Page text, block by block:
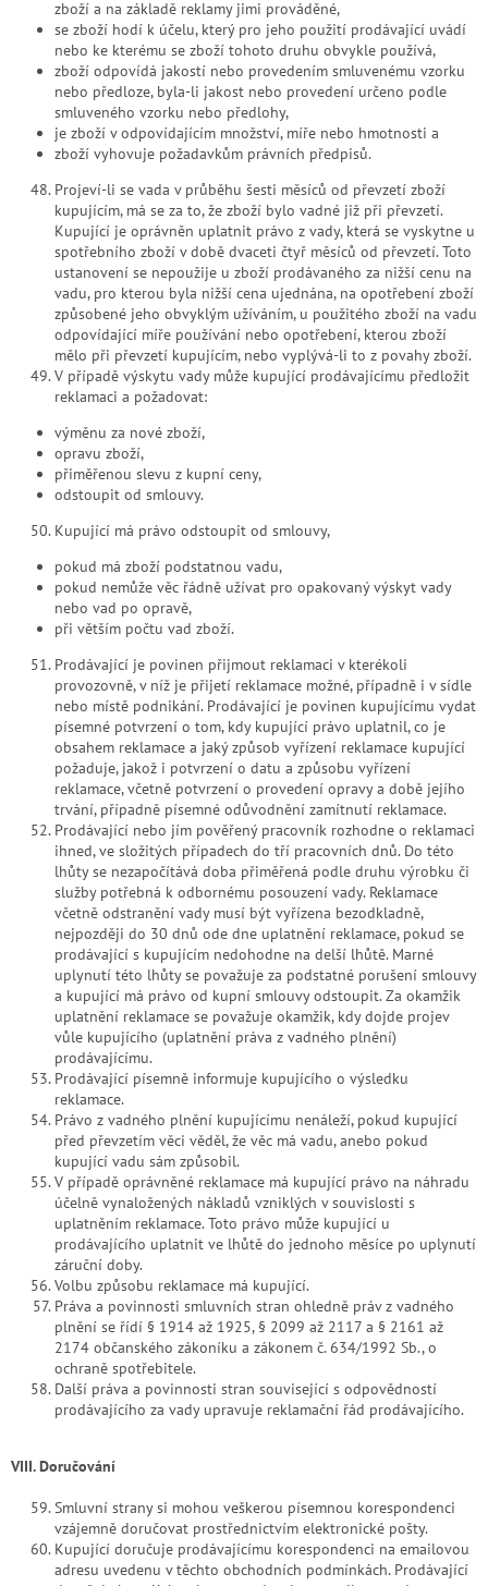
zboží a na základě reklamy jimi prováděné,
se zboží hodí k účelu, který pro jeho použití prodávající uvádí
nebo ke kterému se zboží tohoto druhu obvykle používá,
zboží odpovídá jakostí nebo provedením smluvenému vzorku
nebo předloze, byla-li jakost nebo provedení určeno podle
smluveného vzorku nebo předlohy,
je zboží v odpovídajícím množství, míře nebo hmotnosti a
zboží vyhovuje požadavkům právních předpisů.
Projeví-li se vada v průběhu šesti měsíců od převzetí zboží
kupujícím, má se za to, že zboží bylo vadné již při převzetí.
Kupující je oprávněn uplatnit právo z vady, která se vyskytne u
spotřebního zboží v době dvaceti čtyř měsíců od převzetí. Toto
ustanovení se nepoužije u zboží prodávaného za nižší cenu na
vadu, pro kterou byla nižší cena ujednána, na opotřebení zboží
způsobené jeho obvyklým užíváním, u použitého zboží na vadu
odpovídající míře používání nebo opotřebení, kterou zboží
mělo při převzetí kupujícím, nebo vyplývá-li to z povahy zboží.
V případě výskytu vady může kupující prodávajícímu předložit
reklamaci a požadovat:
výměnu za nové zboží,
opravu zboží,
přiměřenou slevu z kupní ceny,
odstoupit od smlouvy.
Kupující má právo odstoupit od smlouvy,
pokud má zboží podstatnou vadu,
pokud nemůže věc řádně užívat pro opakovaný výskyt vady
nebo vad po opravě,
při větším počtu vad zboží.
Prodávající je povinen přijmout reklamaci v kterékoli
provozovně, v níž je přijetí reklamace možné, případně i v sídle
nebo místě podnikání. Prodávající je povinen kupujícímu vydat
písemné potvrzení o tom, kdy kupující právo uplatnil, co je
obsahem reklamace a jaký způsob vyřízení reklamace kupující
požaduje, jakož i potvrzení o datu a způsobu vyřízení
reklamace, včetně potvrzení o provedení opravy a době jejího
trvání, případně písemné odůvodnění zamítnutí reklamace.
Prodávající nebo jím pověřený pracovník rozhodne o reklamaci
ihned, ve složitých případech do tří pracovních dnů. Do této
lhůty se nezapočítává doba přiměřená podle druhu výrobku či
služby potřebná k odbornému posouzení vady. Reklamace
včetně odstranění vady musí být vyřízena bezodkladně,
nejpozději do 30 dnů ode dne uplatnění reklamace, pokud se
prodávající s kupujícím nedohodne na delší lhůtě. Marné
uplynutí této lhůty se považuje za podstatné porušení smlouvy
a kupující má právo od kupní smlouvy odstoupit. Za okamžik
uplatnění reklamace se považuje okamžik, kdy dojde projev
vůle kupujícího (uplatnění práva z vadného plnění)
prodávajícímu.
Prodávající písemně informuje kupujícího o výsledku
reklamace.
Právo z vadného plnění kupujícímu nenáleží, pokud kupující
před převzetím věci věděl, že věc má vadu, anebo pokud
kupující vadu sám způsobil.
V případě oprávněné reklamace má kupující právo na náhradu
účelně vynaložených nákladů vzniklých v souvislosti s
uplatněním reklamace. Toto právo může kupující u
prodávajícího uplatnit ve lhůtě do jednoho měsíce po uplynutí
záruční doby.
Volbu způsobu reklamace má kupující.
Práva a povinnosti smluvních stran ohledně práv z vadného
plnění se řídí § 1914 až 1925, § 2099 až 2117 a § 2161 až
2174 občanského zákoníku a zákonem č. 634/1992 Sb., o
ochraně spotřebitele.
Další práva a povinnosti stran související s odpovědností
prodávajícího za vady upravuje reklamační řád prodávajícího.
VIII. Doručování
Smluvní strany si mohou veškerou písemnou korespondenci
vzájemně doručovat prostřednictvím elektronické pošty.
Kupující doručuje prodávajícímu korespondenci na emailovou
adresu uvedenu v těchto obchodních podmínkách. Prodávající